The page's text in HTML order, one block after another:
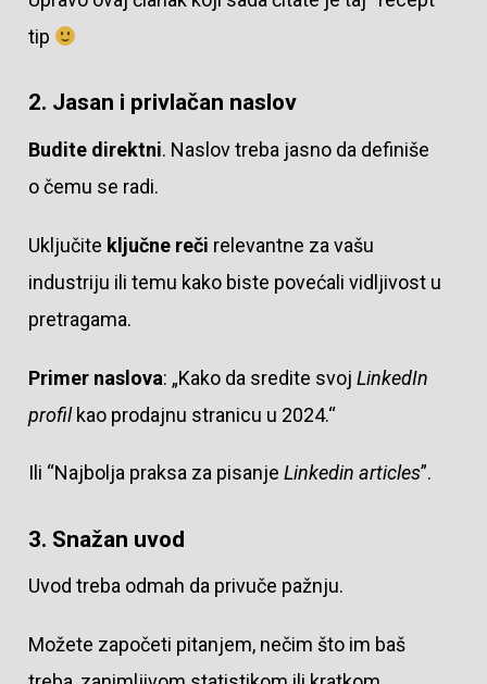
tip
2. Jasan i privlačan naslov
Budite direktni. Naslov treba jasno da definiše
o čemu se radi.
Uključite ključne reči relevantne za vašu
industriju ili temu kako biste povećali vidljivost u
pretragama.
Primer naslova: „Kako da sredite svoj LinkedIn
profilkao prodajnu stranicu u 2024.“
Ili “Najbolja praksa za pisanje Linkedin articles”.
3. Snažan uvod
Uvod treba odmah da privuče pažnju.
Možete započeti pitanjem, nečim što im baš